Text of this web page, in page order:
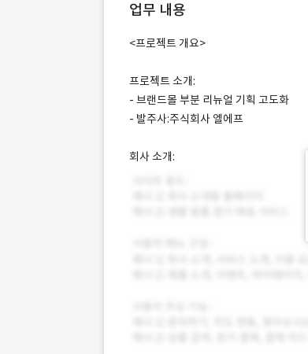
업무 내용
<프로젝트 개요>
프로젝트 소개:
- 브랜드몰 부분 리뉴얼 기획 고도화
- 발주사:주식회사 엘에프
회사 소개: